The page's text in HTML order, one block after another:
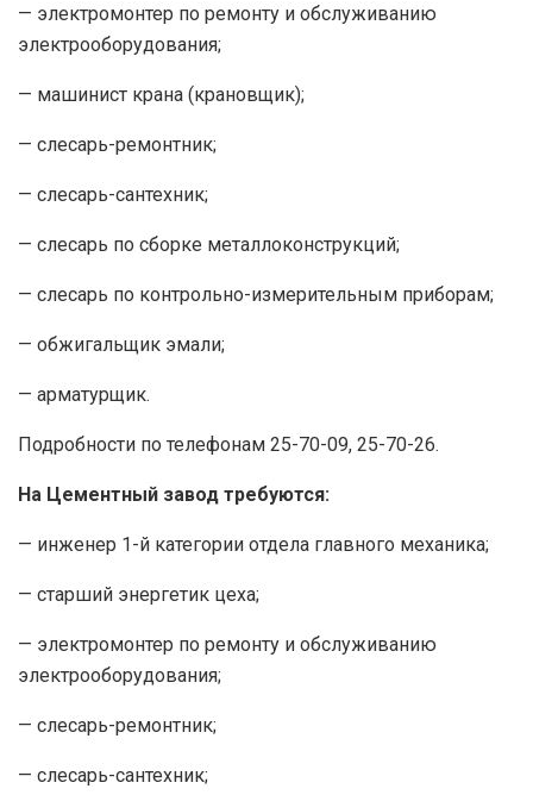
— электромонтер по ремонту и обслуживанию
электрооборудования;
— машинист крана (крановщик);
— слесарь-ремонтник;
— слесарь-сантехник;
— слесарь по сборке металлоконструкций;
— слесарь по контрольно-измерительным приборам;
— обжигальщик эмали;
— арматурщик.
Подробности по телефонам 25-70-09, 25-70-26.
На Цементный завод требуются:
— инженер 1-й категории отдела главного механика;
— старший энергетик цеха;
— электромонтер по ремонту и обслуживанию
электрооборудования;
— слесарь-ремонтник;
— слесарь-сантехник;